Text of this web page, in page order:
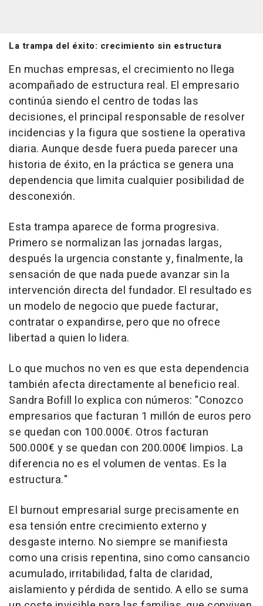
La trampa del éxito: crecimiento sin estructura
En muchas empresas, el crecimiento no llega
acompañado de estructura real. El empresario
continúa siendo el centro de todas las
decisiones, el principal responsable de resolver
incidencias y la figura que sostiene la operativa
diaria. Aunque desde fuera pueda parecer una
historia de éxito, en la práctica se genera una
dependencia que limita cualquier posibilidad de
desconexión.
Esta trampa aparece de forma progresiva.
Primero se normalizan las jornadas largas,
después la urgencia constante y, finalmente, la
sensación de que nada puede avanzar sin la
intervención directa del fundador. El resultado es
un modelo de negocio que puede facturar,
contratar o expandirse, pero que no ofrece
libertad a quien lo lidera.
Lo que muchos no ven es que esta dependencia
también afecta directamente al beneficio real.
Sandra Bofill lo explica con números: "Conozco
empresarios que facturan 1 millón de euros pero
se quedan con 100.000€. Otros facturan
500.000€ y se quedan con 200.000€ limpios. La
diferencia no es el volumen de ventas. Es la
estructura."
El burnout empresarial surge precisamente en
esa tensión entre crecimiento externo y
desgaste interno. No siempre se manifiesta
como una crisis repentina, sino como cansancio
acumulado, irritabilidad, falta de claridad,
aislamiento y pérdida de sentido. A ello se suma